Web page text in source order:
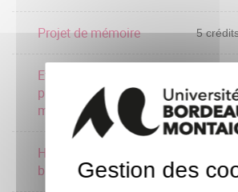
Projet de mémoire 5
Ethiques du soin et
philosphies de la
médecine 1
10
Histoire et actualité de la
bioéthiqueGestion des